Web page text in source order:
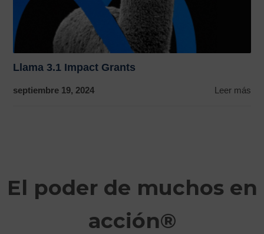
Llama 3.1 Impact Grants
septiembre 19, 2024 Leer más
El poder de muchos en
acción®